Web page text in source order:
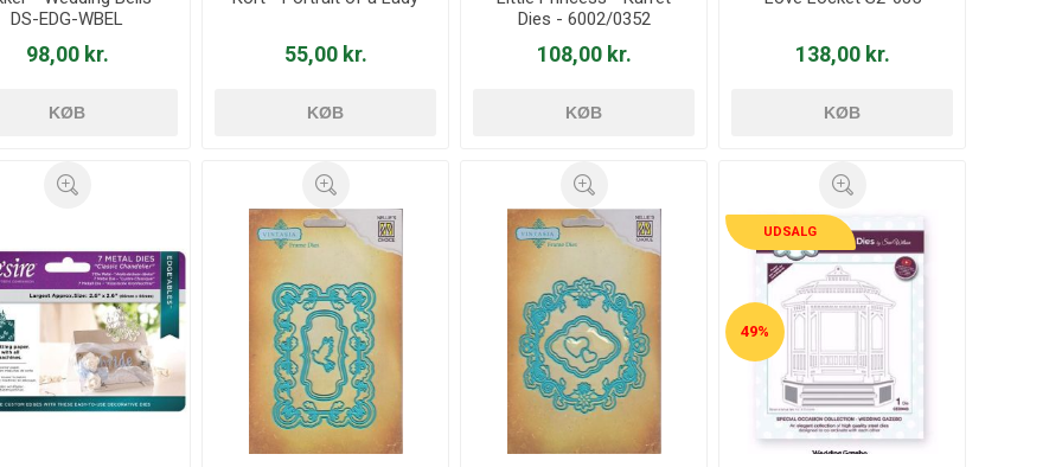
DS-EDG-WBEL
98,00 kr.
KØB
55,00 kr.
KØB
Dies - 6002/0352
108,00 kr.
KØB
138,00 kr.
KØB
UDSALG
49%